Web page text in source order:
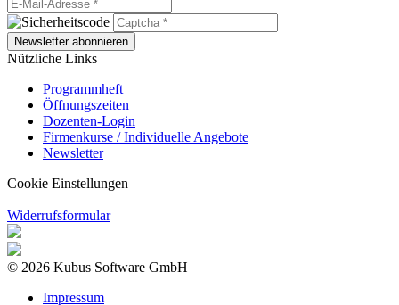
Newsletter abonnieren
Nützliche Links
Programmheft
Öffnungszeiten
Dozenten-Login
Firmenkurse / Individuelle Angebote
Newsletter
Cookie Einstellungen
Widerrufsformular
© 2026 Kubus Software GmbH
Impressum